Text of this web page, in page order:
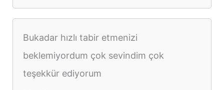
Bukadar hızlı tabir etmenizi
beklemiyordum çok sevindim çok
teşekkür ediyorum